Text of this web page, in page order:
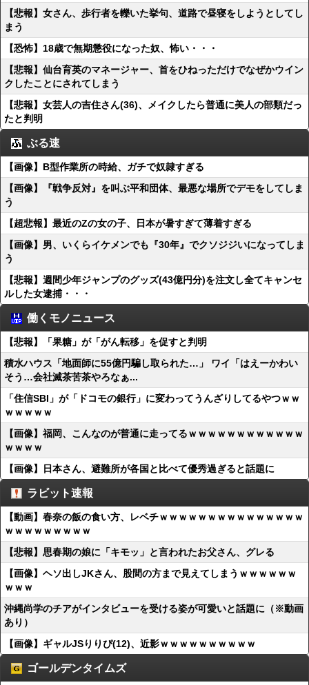
【悲報】女さん、歩行者を轢いた挙句、道路で昼寝をしようとしてし
まう
【恐怖】18歳で無期懲役になった奴、怖い・・・
【悲報】仙台育英のマネージャー、首をひねっただけでなぜかウイン
クしたことにされてしまう
【悲報】女芸人の吉住さん(36)、メイクしたら普通に美人の部類だっ
たと判明
ぶる速
【画像】B型作業所の時給、ガチで奴隷すぎる
【画像】『戦争反対』を叫ぶ平和団体、最悪な場所でデモをしてしま
う
【超悲報】最近のZの女の子、日本が暑すぎて薄着すぎる
【画像】男、いくらイケメンでも『30年』でクソジジいになってしま
う
【悲報】週間少年ジャンプのグッズ(43億円分)を注文し全てキャンセ
ルした女逮捕・・・
働くモノニュース
【悲報】「果糖」が「がん転移」を促すと判明
積水ハウス「地面師に55億円騙し取られた…」 ワイ「はえーかわい
そう…会社滅茶苦茶やろなぁ...
「住信SBI」が「ドコモの銀行」に変わってうんざりしてるやつｗｗ
ｗｗｗｗｗ
【画像】福岡、こんなのが普通に走ってるｗｗｗｗｗｗｗｗｗｗｗｗ
ｗｗｗｗ
【画像】日本さん、避難所が各国と比べて優秀過ぎると話題に
ラビット速報
【動画】春奈の飯の食い方、レベチｗｗｗｗｗｗｗｗｗｗｗｗｗｗｗ
ｗｗｗｗｗｗｗｗｗ
【悲報】思春期の娘に「キモッ」と言われたお父さん、グレる
【画像】ヘソ出しJKさん、股間の方まで見えてしまうｗｗｗｗｗｗ
ｗｗｗ
沖縄尚学のチアがインタビューを受ける姿が可愛いと話題に（※動画
あり）
【画像】ギャルJSりりぴ(12)、近影ｗｗｗｗｗｗｗｗｗｗ
ゴールデンタイムズ